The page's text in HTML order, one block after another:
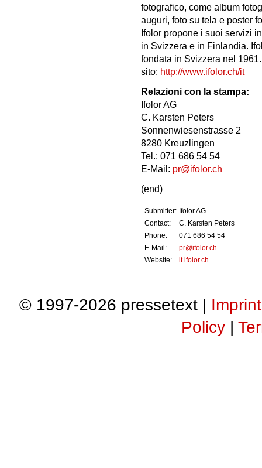
fotografico, come album
auguri, foto su tela e poster
Ifolor propone i suoi servizi
in Svizzera e in Finlandia.
fondata in Svizzera nel
sito: http://www.ifolor.ch/it
Relazioni con la stampa:
Ifolor AG
C. Karsten Peters
Sonnenwiesenstrasse 2
8280 Kreuzlingen
Tel.: 071 686 54 54
E-Mail: pr@ifolor.ch
(end)
Submitter: Ifolor AG
Contact:
C. Karsten Peters
Phone:
071 686 54 54
E-Mail:
pr@ifolor.ch
Website:
it.ifolor.ch
© 1997-2026 pressetext | Imprint
Policy|